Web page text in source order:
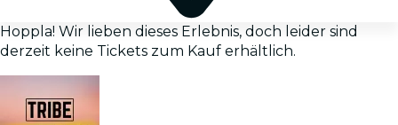
Hoppla! Wir lieben dieses Erlebnis, doch leider sind
derzeit keine Tickets zum Kauf erhältlich.